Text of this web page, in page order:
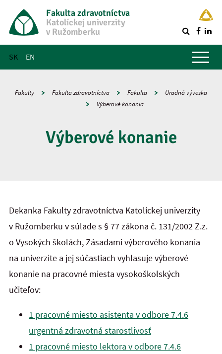
Fakulta zdravotníctva
Katolíckej univerzity
v Ružomberku
SK EN
Hlavné menu
Fakulty Fakulta zdravotníctva Fakulta
Úradná výveska
Výberové konania
Výberové konanie
Dekanka Fakulty zdravotníctva Katolíckej univerzity
v Ružomberku v súlade s § 77 zákona č. 131/2002 Z.z.
o Vysokých školách, Zásadami výberového konania
na univerzite a jej súčastiach vyhlasuje výberové
konanie na pracovné miesta vysokoškolských
učiteľov:
1 pracovné miesto asistenta v odbore 7.4.6
urgentná zdravotná starostlivosť
1 pracovné miesto lektora v odbore 7.4.6